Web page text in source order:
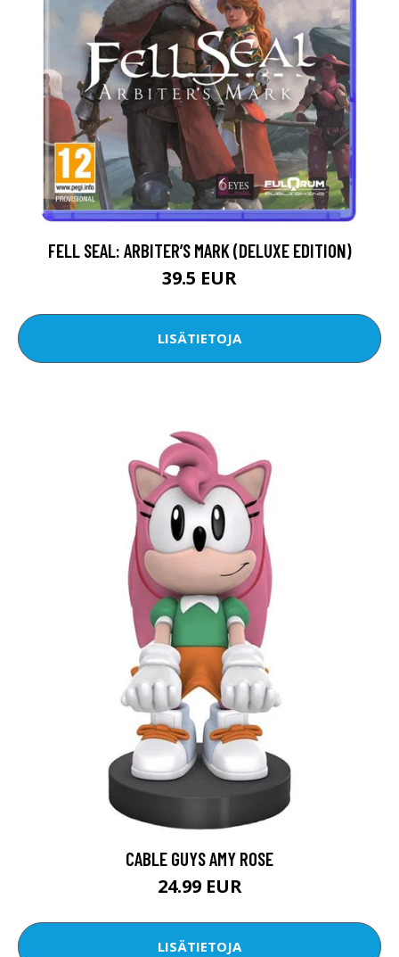
FELL SEAL: ARBITER’S MARK (DELUXE EDITION)
39.5 EUR
LISÄTIETOJA
CABLE GUYS AMY ROSE
24.99 EUR
LISÄTIETOJA